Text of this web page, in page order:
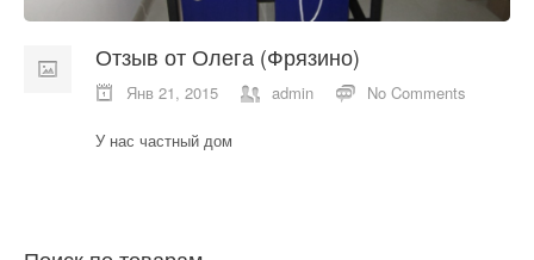
Отзыв от Олега (Фрязино)
Янв 21, 2015 admin No Comments
У нас частный дом